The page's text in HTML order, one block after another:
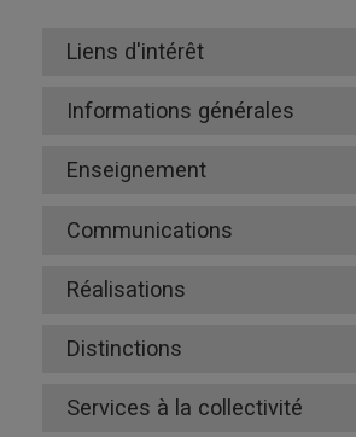
Liens d'intérêt
Informations générales
Enseignement
Communications
Réalisations
Distinctions
Services à la collectivité